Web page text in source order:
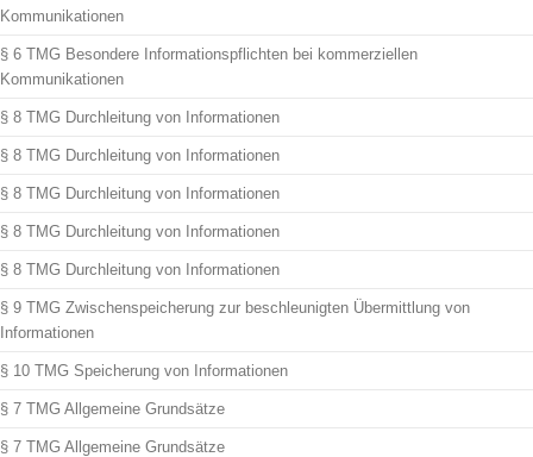
Kommunikationen
§ 6 TMG Besondere Informationspflichten bei kommerziellen
Kommunikationen
§ 8 TMG Durchleitung von Informationen
§ 8 TMG Durchleitung von Informationen
§ 8 TMG Durchleitung von Informationen
§ 8 TMG Durchleitung von Informationen
§ 8 TMG Durchleitung von Informationen
§ 9 TMG Zwischenspeicherung zur beschleunigten Übermittlung von
Informationen
§ 10 TMG Speicherung von Informationen
§ 7 TMG Allgemeine Grundsätze
§ 7 TMG Allgemeine Grundsätze